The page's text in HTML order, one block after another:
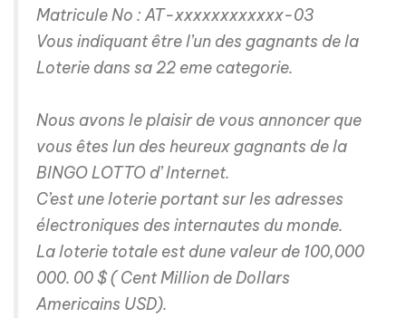
Matricule No : AT-xxxxxxxxxxxx-03
Vous indiquant être l’un des gagnants de la
Loterie dans sa 22 eme categorie.
Nous avons le plaisir de vous annoncer que
vous êtes lun des heureux gagnants de la
BINGO LOTTO d’ Internet.
C’est une loterie portant sur les adresses
électroniques des internautes du monde.
La loterie totale est dune valeur de 100,000
000. 00 $ ( Cent Million de Dollars
Americains USD).